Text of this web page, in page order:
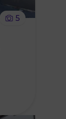
5